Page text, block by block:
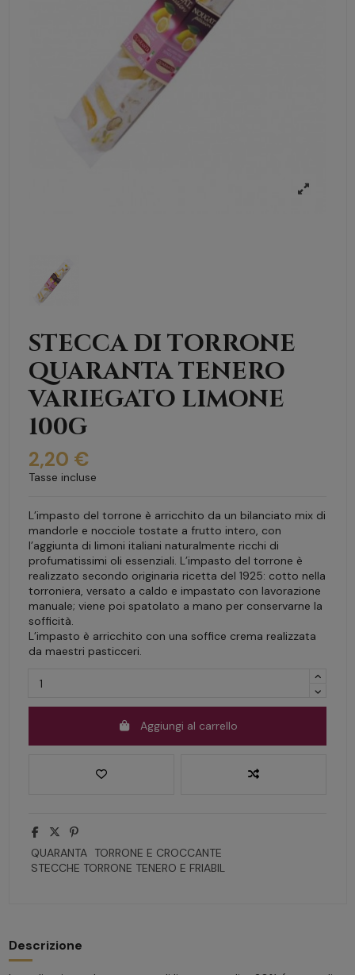
STECCA DI TORRONE
QUARANTA TENERO
VARIEGATO LIMONE
100G
2,20 €
Tasse incluse
L’impasto del torrone è arricchito da un bilanciato mix di
mandorle e nocciole tostate a frutto intero, con
l’aggiunta di limoni italiani naturalmente ricchi di
profumatissimi oli essenziali. L’impasto del torrone è
realizzato secondo originaria ricetta del 1925: cotto nella
torroniera, versato a caldo e impastato con lavorazione
manuale; viene poi spatolato a mano per conservarne la
sofficità.
L’impasto è arricchito con una soffice crema realizzata
da maestri pasticceri.
Aggiungi al carrello
QUARANTA TORRONE E CROCCANTE
STECCHE TORRONE TENERO E FRIABIL
Descrizione